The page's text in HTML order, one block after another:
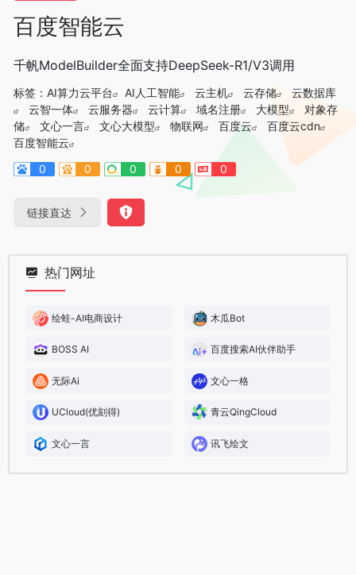
百度智能云
千帆ModelBuilder全面支持DeepSeek-R1/V3调用
标签： AI算力云平台 AI人工智能 云主机 云存储
云数据库
云智一体
云服务器 云计算 域名注册 大模型
对象存
储
文心一言 文心大模型 物联网 百度云
百度云cdn
百度智能云
0
0 0 0 0
链接直达
热门网址
绘蛙-AI电商设计 木瓜Bot
BOSS AI 百度搜索AI伙伴助手
无际Ai 文心一格
UCloud(优刻得) 青云QingCloud
文心一言 讯飞绘文